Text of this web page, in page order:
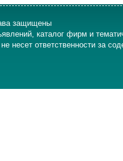
защищены
каталог фирм и
несет ответственности за